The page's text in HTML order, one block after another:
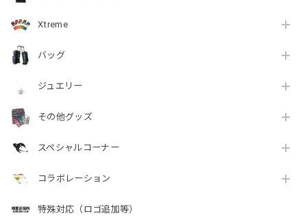
Xtreme
バッグ
ジュエリー
その他グッズ
スペシャルコーナー
コラボレーション
特殊対応（ロゴ追加等）